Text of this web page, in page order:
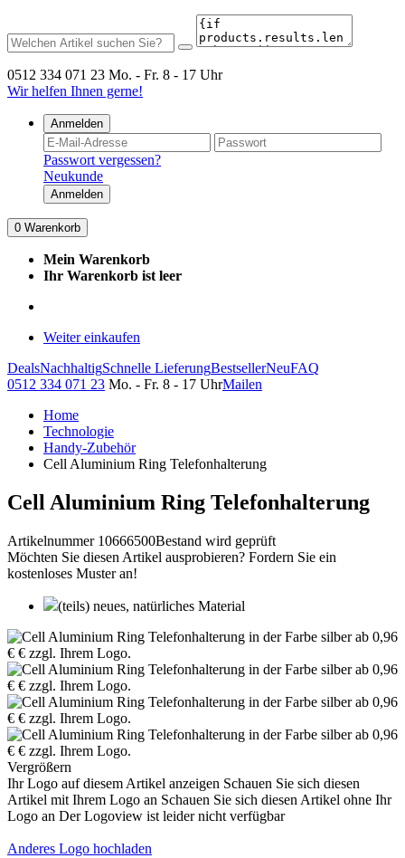
0512 334 071 23 Mo. - Fr. 8 - 17 Uhr
Wir helfen Ihnen gerne!
Anmelden
Passwort vergessen?
Neukunde
Anmelden
0 Warenkorb
Mein Warenkorb
Ihr Warenkorb ist leer
Weiter einkaufen
DealsNachhaltigSchnelle LieferungBestsellerNeuFAQ
0512 334 071 23 Mo. - Fr. 8 - 17 UhrMailen
Home
Technologie
Handy-Zubehör
Cell Aluminium Ring Telefonhalterung
Cell Aluminium Ring Telefonhalterung
Artikelnummer 10666500Bestand wird geprüft
Möchten Sie diesen Artikel ausprobieren? Fordern Sie ein
kostenloses Muster an!
(teils) neues, natürliches Material
Vergrößern
Ihr Logo auf diesem Artikel anzeigen Schauen Sie sich diesen
Artikel mit Ihrem Logo an Schauen Sie sich diesen Artikel ohne Ihr
Logo an Der Logoview ist leider nicht verfügbar
Anderes Logo hochladen